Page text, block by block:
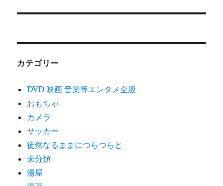
ー
投
カテゴリー
DVD 映画 音楽等エンタメ全般
おもちゃ
カメラ
サッカー
徒然なるままにつらつらと
未分類
湯屋